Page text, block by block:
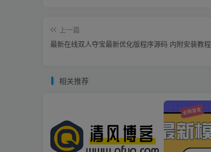
上一篇
最新在线双人夺宝最新优化版程序源码 内附安装教程
相关推荐